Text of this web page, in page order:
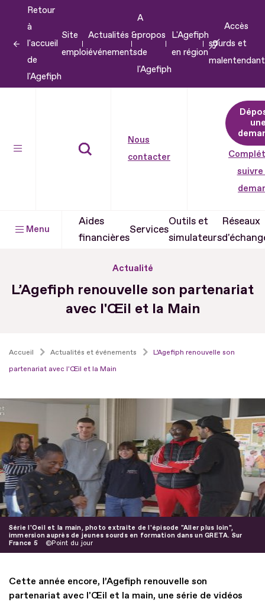
contenu
Retour
à
l'accueil
de
l'Agefiph
Site
emploi
Actualités &
événements
A
propos
de
l'Agefiph
L'Agefiph
en région
Accès
sourds et
Nous
contacter
suivre
Menu
Aides
financières
Services
Outils et
simulateurs
Réseaux
Actualité
L’Agefiph renouvelle son partenariat
avec l'Œil et la Main
Accueil Actualités et événements
L’Agefiph renouvelle son
partenariat avec l'Œil et la Main
Série l'Oeil et la main, photo extraite de l'épisode "Aller plus loin",
immersion auprès de jeunes sourds en formation dans un GRETA. Sur
France 5
Point du jour
Cette année encore, l’Agefiph renouvelle son
partenariat avec l'Œil et la main, une série de vidéos